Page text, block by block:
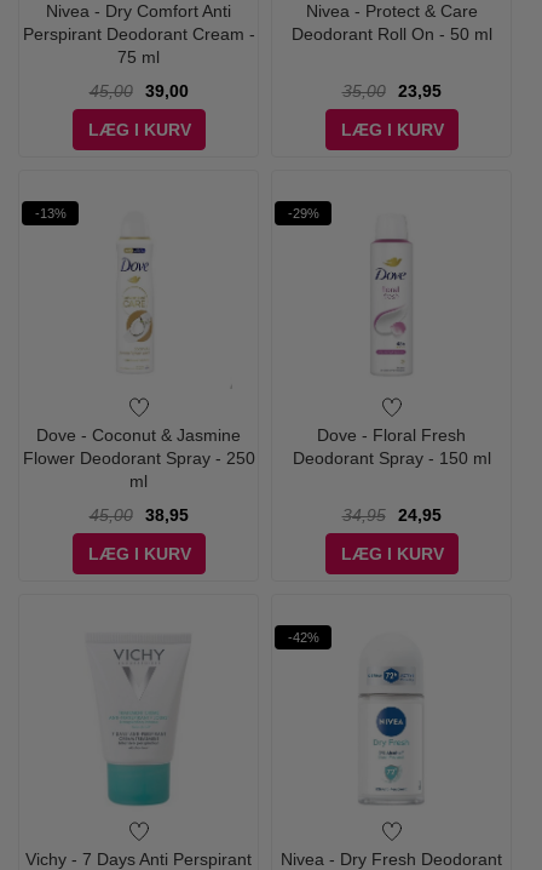
Nivea - Dry Comfort Anti
Perspirant Deodorant Cream -
75 ml
45,00
39,00
LÆG I KURV
Nivea - Protect & Care
Deodorant Roll On - 50 ml
35,00
23,95
LÆG I KURV
-13%
Dove - Coconut & Jasmine
Flower Deodorant Spray - 250
ml
45,00
38,95
LÆG I KURV
-29%
Dove - Floral Fresh
Deodorant Spray - 150 ml
34,95
24,95
LÆG I KURV
Vichy - 7 Days Anti Perspirant
-42%
Nivea - Dry Fresh Deodorant